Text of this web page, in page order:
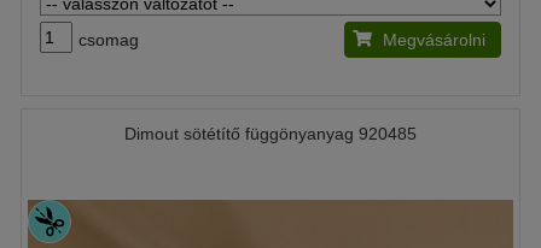
csomag Megvásárolni
Dimout sötétítő függönyanyag 920485